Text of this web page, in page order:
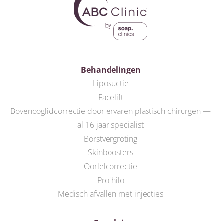
Behandelingen
Liposuctie
Facelift
Bovenooglidcorrectie door ervaren plastisch chirurgen —
al 16 jaar specialist
Borstvergroting
Skinboosters
Oorlelcorrectie
Profhilo
Medisch afvallen met injecties